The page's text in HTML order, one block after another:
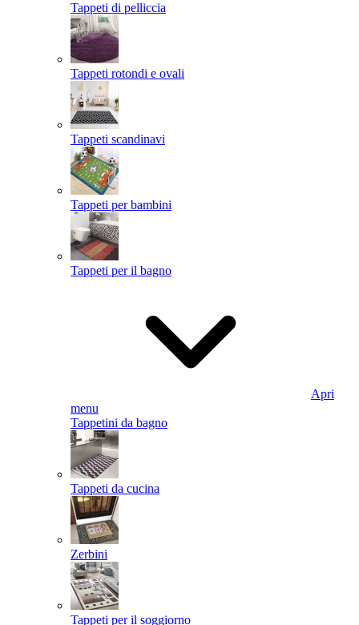
Tappeti di pelliccia
Tappeti rotondi e ovali
Tappeti scandinavi
Tappeti per bambini
Tappeti per il bagno
Apri
menu
Tappetini da bagno
Tappeti da cucina
Zerbini
Tappeti per il soggiorno